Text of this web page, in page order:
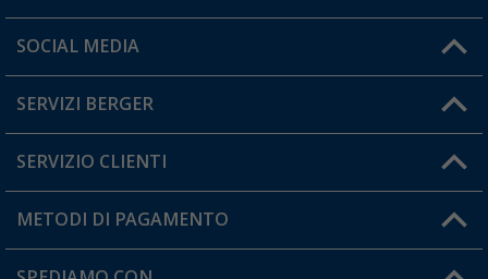
Orari di apertura del servizio:
Hai una domanda?
SOCIAL MEDIA
SERVIZI BERGER
Diventare rivenditori
Il mio Account
SERVIZIO CLIENTI
Informazioni sulla spedizione
Resi
METODI DI PAGAMENTO